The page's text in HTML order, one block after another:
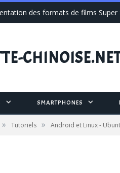
des formats de films Super
-
SMARTPHONES
» Tutoriels » Android et Linux -